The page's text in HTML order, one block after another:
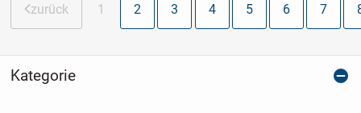
zurück 1 2 3 4 5 6 7
Kategorie